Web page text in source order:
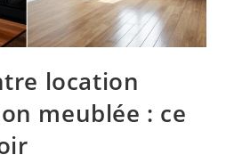
location
meublée : ce